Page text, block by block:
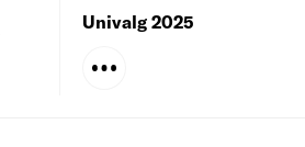
Univalg 2025